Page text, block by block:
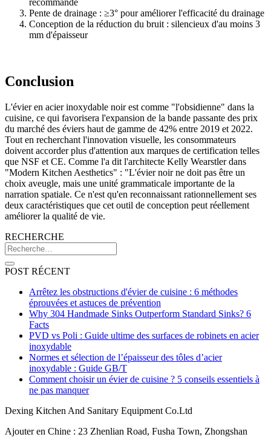
recommandé
Pente de drainage : ≥3° pour améliorer l'efficacité du drainage
Conception de la réduction du bruit : silencieux d'au moins 3
mm d'épaisseur
Conclusion
L'évier en acier inoxydable noir est comme "l'obsidienne" dans la
cuisine, ce qui favorisera l'expansion de la bande passante des prix
du marché des éviers haut de gamme de 42% entre 2019 et 2022.
Tout en recherchant l'innovation visuelle, les consommateurs
doivent accorder plus d'attention aux marques de certification telles
que NSF et CE. Comme l'a dit l'architecte Kelly Wearstler dans
"Modern Kitchen Aesthetics" : "L'évier noir ne doit pas être un
choix aveugle, mais une unité grammaticale importante de la
narration spatiale. Ce n'est qu'en reconnaissant rationnellement ses
deux caractéristiques que cet outil de conception peut réellement
améliorer la qualité de vie.
RECHERCHE
POST RÉCENT
Arrêtez les obstructions d'évier de cuisine : 6 méthodes
éprouvées et astuces de prévention
Why 304 Handmade Sinks Outperform Standard Sinks? 6
Facts
PVD vs Poli : Guide ultime des surfaces de robinets en acier
inoxydable
Normes et sélection de l’épaisseur des tôles d’acier
inoxydable : Guide GB/T
Comment choisir un évier de cuisine ? 5 conseils essentiels à
ne pas manquer
Dexing Kitchen And Sanitary Equipment Co.Ltd
Ajouter en Chine : 23 Zhenlian Road, Fusha Town, Zhongshan